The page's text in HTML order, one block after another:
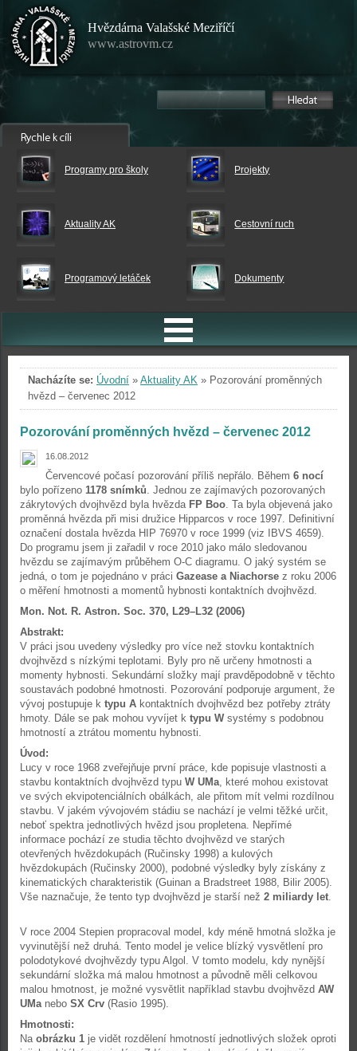
Hvězdárna Valašské Meziříčí
www.astrovm.cz
Programy pro školy Projekty
Aktuality AK Cestovní ruch
Programový letáček Dokumenty
Nacházíte se: Úvodní » Aktuality AK » Pozorování proměnných
hvězd – červenec 2012
Pozorování proměnných hvězd – červenec 2012
16.08.2012
Červencové počasí pozorování příliš nepřálo. Během 6 nocí
bylo pořízeno 1178 snímků. Jednou ze zajímavých pozorovaných
zákrytových dvojhvězd byla hvězda FP Boo. Ta byla objevená jako
proměnná hvězda při misi družice Hipparcos v roce 1997. Definitivní
označení dostala hvězda HIP 76970 v roce 1999 (viz IBVS 4659).
Do programu jsem ji zařadil v roce 2010 jako málo sledovanou
hvězdu se zajímavým průběhem O-C diagramu. O jaký systém se
jedná, o tom je pojednáno v práci Gazease a Niachorse z roku 2006
o měření hmotnosti a momentů hybnosti kontaktních dvojhvězd.
Mon. Not. R. Astron. Soc. 370, L29–L32 (2006)
Abstrakt:
V práci jsou uvedeny výsledky pro více než stovku kontaktních
dvojhvězd s nízkými teplotami. Byly pro ně určeny hmotnosti a
momenty hybnosti. Sekundární složky mají pravděpodobně v těchto
soustavách podobné hmotnosti. Pozorování podporuje argument, že
vývoj postupuje k typu A kontaktních dvojhvězd bez potřeby ztráty
hmoty. Dále se pak mohou vyvíjet k typu W systémy s podobnou
hmotností a ztrátou momentu hybnosti.
Úvod:
Lucy v roce 1968 zveřejňuje první práce, kde popisuje vlastnosti a
stavbu kontaktních dvojhvězd typu W UMa, které mohou existovat
ve svých ekvipotenciálních obálkách, ale přitom mít velmi rozdílnou
stavbu. V jakém vývojovém stádiu se nachází je velmi těžké určit,
neboť spektra jednotlivých hvězd jsou propletena. Nepřímé
informace pochází ze studia těchto dvojhvězd ve starých
otevřených hvězdokupách (Ručinsky 1998) a kulových
hvězdokupách (Ručinsky 2000), podobné výsledky byly získány z
kinematických charakteristik (Guinan a Bradstreet 1988, Bilir 2005).
Vše naznačuje, že tento typ dvojhvězd je starší než 2 miliardy let.
V roce 2004 Stepien propracoval model, kdy méně hmotná složka je
vyvinutější než druhá. Tento model je velice blízký vysvětlení pro
polodotykové dvojhvězdy typu Algol. V tomto modelu, kdy nynější
sekundární složka má malou hmotnost a původně měli celkovou
malou hmotnost, je možné vysvětlit například stavbu dvojhvězd AW
UMa nebo SX Crv (Rasio 1995).
Hmotnosti:
Na obrázku 1 je vidět rozdělení hmotností jednotlivých složek oproti